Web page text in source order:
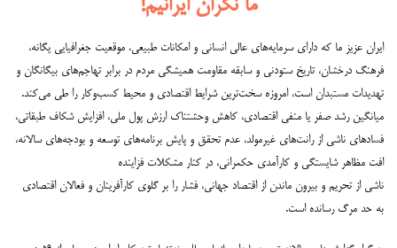
ما نگران ایرانیم!
ایران عزیز ما که دارای سرمایه‌های عالی انسانی و امکانات طبیعی، موقعیت جغرافیایی یگانه،
فرهنگ درخشان، تاریخ ستودنی و سابقه مقاومت همیشگی مردم در برابر تهاجم‌های بیگانگان و
تهدیدات مستبدان است، امروزه سخت‌ترین شرایط اقتصادی و محیط کسب‌و‌کار را طی می‌کند.
میانگین رشد صفر یا منفی اقتصادی، کاهش وحشتناک ارزش پول ملی، افزایش شکاف طبقاتی،
فسادهای ناشی از رانت‌های غیرمولد، عدم تحقق و پایش برنامه‌های توسعه‌ و بودجه‌های سالانه،
افت مظاهر شایستگی و کارآمدی حکمرانی، در کنار مشکلات فزاینده
ناشی از تحریم و بیرون ماندن از اقتصاد جهانی، فشار را بر گلوی کارآفرینان و فعالان اقتصادی
به حد مرگ رسانده است.